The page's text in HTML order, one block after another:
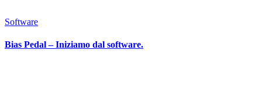
Software
Bias Pedal – Iniziamo dal software.